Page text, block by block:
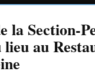
la Section-
au